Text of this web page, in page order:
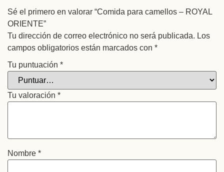
Sé el primero en valorar “Comida para camellos – ROYAL
ORIENTE”
Tu dirección de correo electrónico no será publicada. Los
campos obligatorios están marcados con *
Tu puntuación *
Tu valoración *
Nombre *